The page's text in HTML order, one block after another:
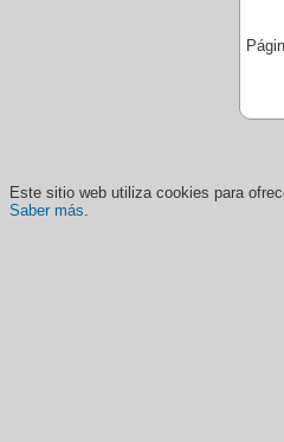
Este sitio web utiliza cookies para
Saber más.